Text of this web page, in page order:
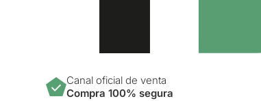
Canal oficial de venta
Compra 100% segura